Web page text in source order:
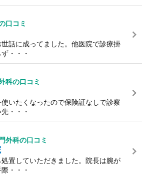
口コミ
話に成ってました。他医院で診療掛
・・・
科の口コミ
いたくなったので保険証なしで診察
・・・
外科の口コミ
置していただきました。院長は腕が
・・・